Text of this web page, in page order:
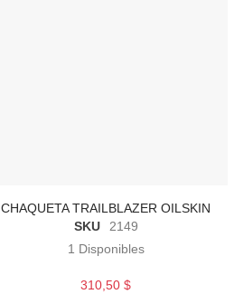
CHAQUETA TRAILBLAZER OILSKIN
SKU
2149
1 Disponibles
310,50 $